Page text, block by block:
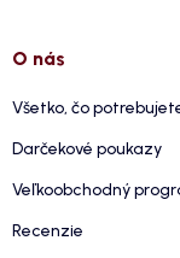
O nás
Všetko, čo
Darčekové poukazy
Veľkoobchodný
Recenzie